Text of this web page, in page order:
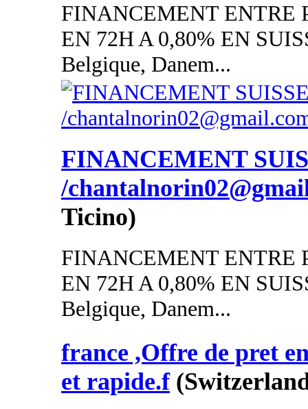
FINANCEMENT ENTRE
EN 72H A 0,80% EN
Belgique, Danem...
FINANCEMENT
/
Ticino)
FINANCEMENT ENTRE
EN 72H A 0,80% EN
Belgique, Danem...
france ,Offre de pret
et rapide.f